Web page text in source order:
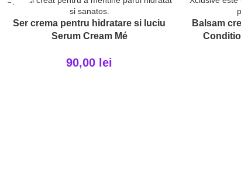
Ser crema pentru hidratare si luciu
Serum Cream Mé
90,00 lei
Balsam